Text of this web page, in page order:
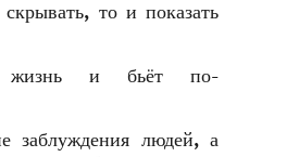
то и показать
жизнь и бьёт по-
заблуждения людей, а